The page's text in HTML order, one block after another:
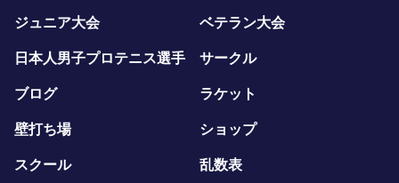
ジュニア大会 ベテラン大会
日本人男子プロテニス選手 サークル
ブログ ラケット
壁打ち場 ショップ
スクール 乱数表